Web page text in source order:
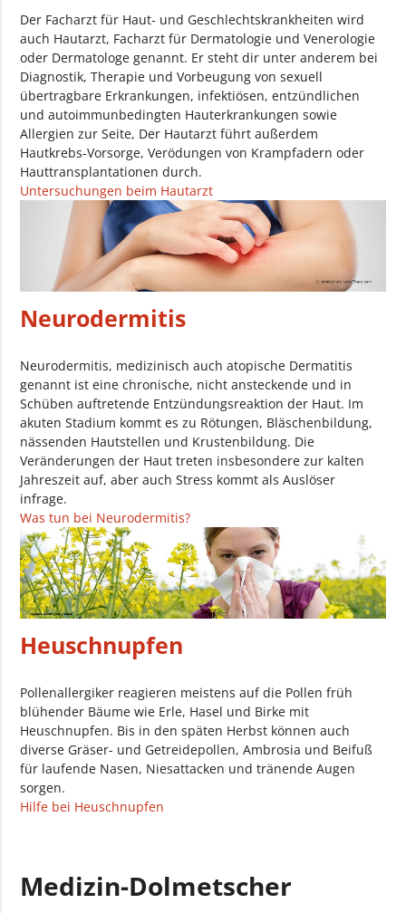
Der Facharzt für Haut- und Geschlechtskrankheiten wird
auch Hautarzt, Facharzt für Dermatologie und Venerologie
oder Dermatologe genannt. Er steht dir unter anderem bei
Diagnostik, Therapie und Vorbeugung von sexuell
übertragbare Erkrankungen, infektiösen, entzündlichen
und autoimmunbedingten Hauterkrankungen sowie
Allergien zur Seite, Der Hautarzt führt außerdem
Hautkrebs-Vorsorge, Verödungen von Krampfadern oder
Hauttransplantationen durch.
Untersuchungen beim Hautarzt
Neurodermitis
Neurodermitis, medizinisch auch atopische Dermatitis
genannt ist eine chronische, nicht ansteckende und in
Schüben auftretende Entzündungsreaktion der Haut. Im
akuten Stadium kommt es zu Rötungen, Bläschenbildung,
nässenden Hautstellen und Krustenbildung. Die
Veränderungen der Haut treten insbesondere zur kalten
Jahreszeit auf, aber auch Stress kommt als Auslöser
infrage.
Was tun bei Neurodermitis?
Heuschnupfen
Pollenallergiker reagieren meistens auf die Pollen früh
blühender Bäume wie Erle, Hasel und Birke mit
Heuschnupfen. Bis in den späten Herbst können auch
diverse Gräser- und Getreidepollen, Ambrosia und Beifuß
für laufende Nasen, Niesattacken und tränende Augen
sorgen.
Hilfe bei Heuschnupfen
Medizin-Dolmetscher